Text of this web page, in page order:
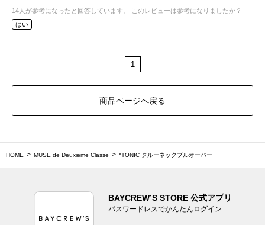
14 人が参考になったと回答しています。
このレビューは参考になりましたか？
はい
1
商品ページへ戻る
HOME MUSE de Deuxieme Classe *TONIC クルーネックプルオーバー
BAYCREW’S STORE 公式アプリ
パスワードレスでかんたんログイン